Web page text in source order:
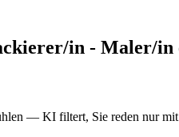
in - Maler/in
— KI filtert, Sie reden nur mit